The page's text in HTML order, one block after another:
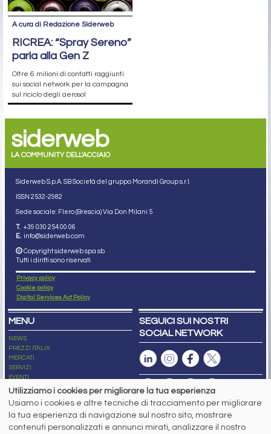
A cura di Redazione Siderweb
RICREA: “Spray Sereno”
parla alla Gen Z
Oltre 6 milioni di contatti raggiunti
sui social network per la campagna
sul riciclo degli aerosol
siderweb
LA COMMUNITY DELL'ACCIAIO
Siderweb S.p.A. SB Società del gruppo Morandi Group s.r.l.
ISSN 2532-2982
Sede sociale: Flero (Brescia) Via Don Milani 5
T. +39 030 254 00 06
E. info@siderweb.com
Copyright siderweb spa sb
Tutti i diritti sono riservati
Privacy policy
Cookie policy
Digital Services Act Policy
MENU
NEWS
PREZZI ITALIA
MERCATI
SERVIZI
EVENTI
ABBONAMENTI
NEWSLETTER
SEGUICI SUI NOSTRI
SOCIAL NETWORK
Capitale Sociale: 190.000€ interamente versato
Registro delle Imprese di Brescia
Utilizziamo i cookies per migliorare la tua esperienza
Usiamo i cookies e altre tecniche di tracciamento per migliorare
la tua esperienza di navigazione sul nostro sito, mostrare
contenuti personalizzati e annunci mirati, analizzare il nostro